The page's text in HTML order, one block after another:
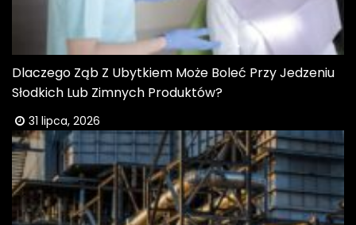
Dlaczego Ząb Z Ubytkiem Może Boleć Przy Jedzeniu
Słodkich Lub Zimnych Produktów?
31 lipca, 2026